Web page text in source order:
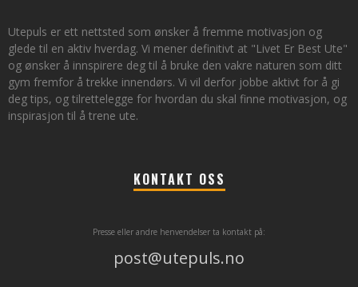
Utepuls er ett nettsted som ønsker å fremme motivasjon og
glede til en aktiv hverdag. Vi mener definitivt at "Livet Er Best Ute"
og ønsker å innspirere deg til å bruke den vakre naturen som ditt
gym fremfor å trekke innendørs. Vi vil derfor jobbe aktivt for å gi
deg tips, og tilrettelegge for hvordan du skal finne motivasjon, og
inspirasjon til å trene ute.
KONTAKT OSS
Presse eller andre henvendelser ta kontakt på:
post@utepuls.no